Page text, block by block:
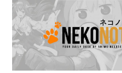
Skip
content